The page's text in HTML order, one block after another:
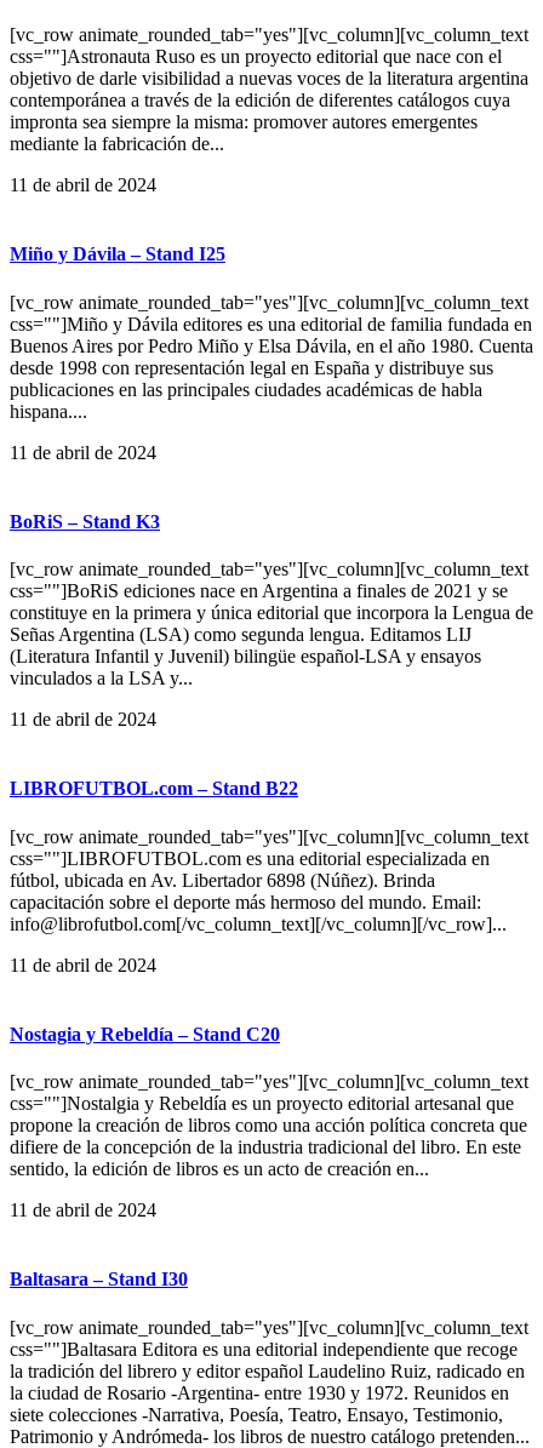
[vc_row animate_rounded_tab="yes"][vc_column][vc_column_text
css=""]Astronauta Ruso es un proyecto editorial que nace con el
objetivo de darle visibilidad a nuevas voces de la literatura argentina
contemporánea a través de la edición de diferentes catálogos cuya
impronta sea siempre la misma: promover autores emergentes
mediante la fabricación de...
11 de abril de 2024
Miño y Dávila – Stand I25
[vc_row animate_rounded_tab="yes"][vc_column][vc_column_text
css=""]Miño y Dávila editores es una editorial de familia fundada en
Buenos Aires por Pedro Miño y Elsa Dávila, en el año 1980. Cuenta
desde 1998 con representación legal en España y distribuye sus
publicaciones en las principales ciudades académicas de habla
hispana....
11 de abril de 2024
BoRiS – Stand K3
[vc_row animate_rounded_tab="yes"][vc_column][vc_column_text
css=""]BoRiS ediciones nace en Argentina a finales de 2021 y se
constituye en la primera y única editorial que incorpora la Lengua de
Señas Argentina (LSA) como segunda lengua. Editamos LIJ
(Literatura Infantil y Juvenil) bilingüe español-LSA y ensayos
vinculados a la LSA y...
11 de abril de 2024
LIBROFUTBOL.com – Stand B22
[vc_row animate_rounded_tab="yes"][vc_column][vc_column_text
css=""]LIBROFUTBOL.com es una editorial especializada en
fútbol, ubicada en Av. Libertador 6898 (Núñez). Brinda
capacitación sobre el deporte más hermoso del mundo. Email:
info@librofutbol.com[/vc_column_text][/vc_column][/vc_row]...
11 de abril de 2024
Nostagia y Rebeldía – Stand C20
[vc_row animate_rounded_tab="yes"][vc_column][vc_column_text
css=""]Nostalgia y Rebeldía es un proyecto editorial artesanal que
propone la creación de libros como una acción política concreta que
difiere de la concepción de la industria tradicional del libro. En este
sentido, la edición de libros es un acto de creación en...
11 de abril de 2024
Baltasara – Stand I30
[vc_row animate_rounded_tab="yes"][vc_column][vc_column_text
css=""]Baltasara Editora es una editorial independiente que recoge
la tradición del librero y editor español Laudelino Ruiz, radicado en
la ciudad de Rosario -Argentina- entre 1930 y 1972. Reunidos en
siete colecciones -Narrativa, Poesía, Teatro, Ensayo, Testimonio,
Patrimonio y Andrómeda- los libros de nuestro catálogo pretenden...